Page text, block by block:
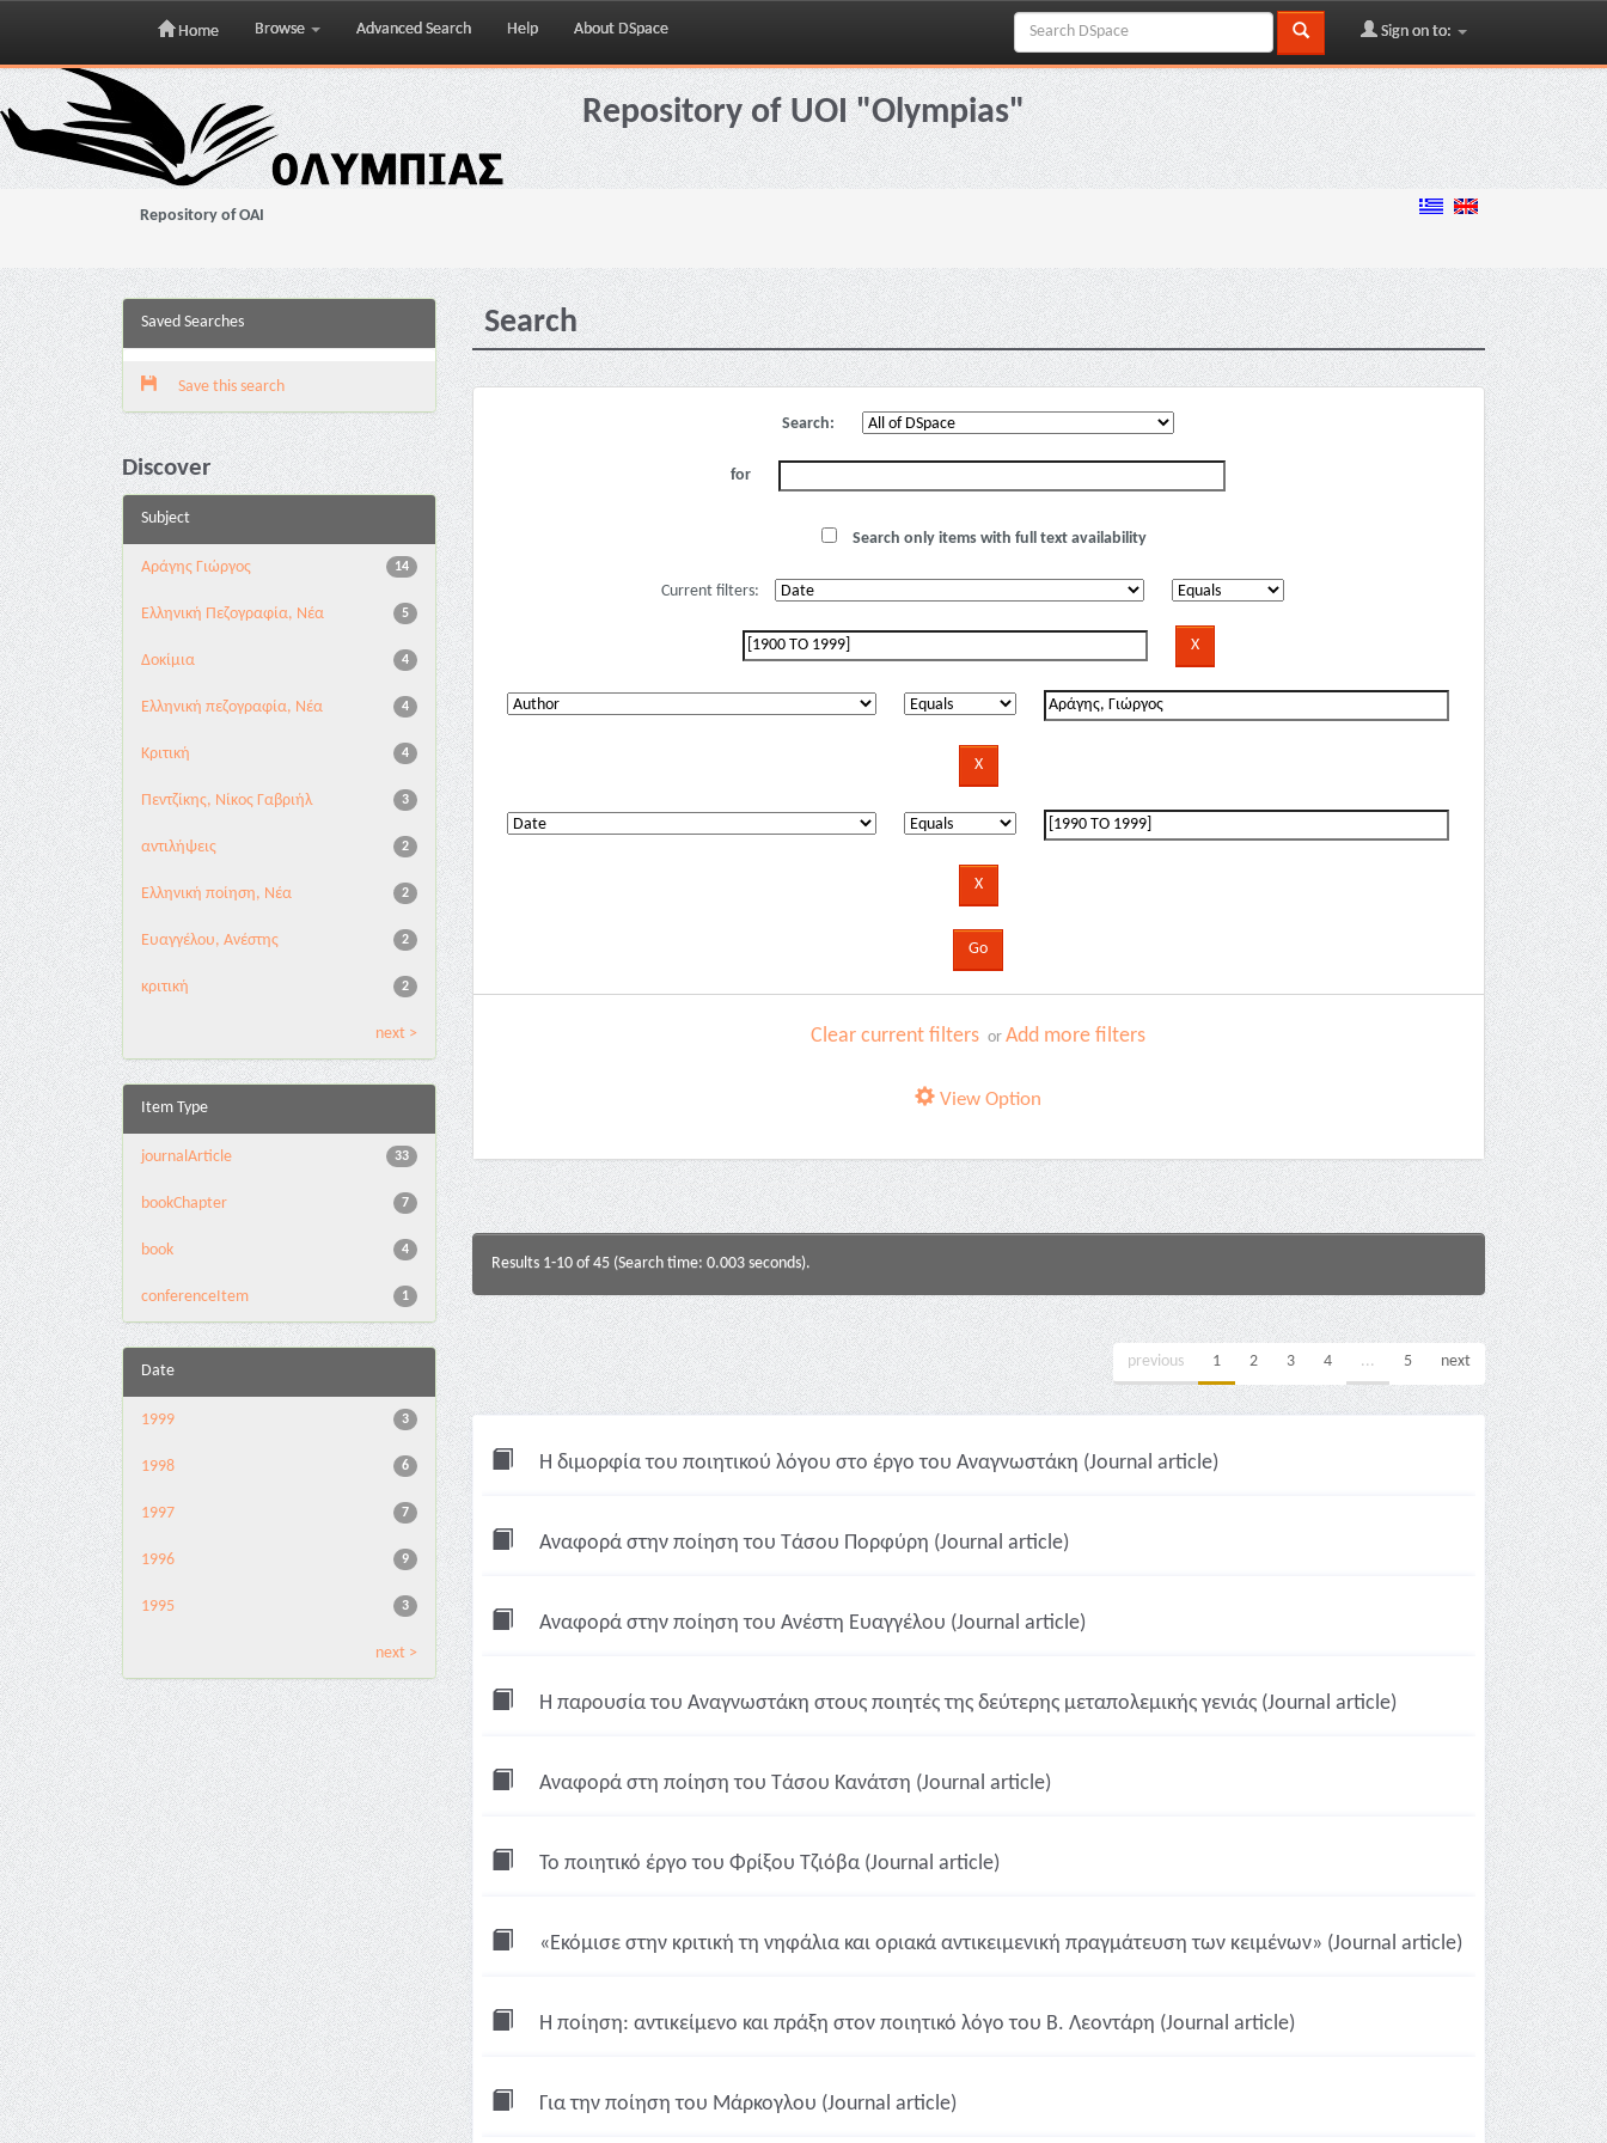
Skip
navigation
Home Browse Advanced Search Help About DSpace Sign on to:
Repository of UOI "Olympias"
Repository of OAI
Saved Searches
Save this search
Discover
Subject
14
Αράγης Γιώργος
5
Ελληνική Πεζογραφία, Νέα
4
Δοκίμια
4
Ελληνική πεζογραφία, Νέα
4
Κριτική
3
Πεντζίκης, Νίκος Γαβριήλ
2
αντιλήψεις
2
Ελληνική ποίηση, Νέα
2
Ευαγγέλου, Ανέστης
2
κριτική
next >
Item Type
33
journalArticle
7
bookChapter
4
book
1
conferenceItem
Date
3
1999
6
1998
7
1997
9
1996
3
1995
next >
Search
Search:
for
Search only items with full text availability
Current filters:
Clear current filters orAdd more filters
View Option
Results 1-10 of 45 (Search time: 0.003 seconds).
previous 1 2 3 4 ... 5 next
Η διμορφία του ποιητικού λόγου στο έργο του Αναγνωστάκη (Journal article)
Αναφορά στην ποίηση του Τάσου Πορφύρη (Journal article)
Αναφορά στην ποίηση του Ανέστη Ευαγγέλου (Journal article)
Η παρουσία του Αναγνωστάκη στους ποιητές της δεύτερης μεταπολεμικής γενιάς (Journal article)
Αναφορά στη ποίηση του Τάσου Κανάτση (Journal article)
Το ποιητικό έργο του Φρίξου Τζιόβα (Journal article)
«Εκόμισε στην κριτική τη νηφάλια και οριακά αντικειμενική πραγμάτευση των κειμένων» (Journal article)
Η ποίηση: αντικείμενο και πράξη στον ποιητικό λόγο του Β. Λεοντάρη (Journal article)
Για την ποίηση του Μάρκογλου (Journal article)